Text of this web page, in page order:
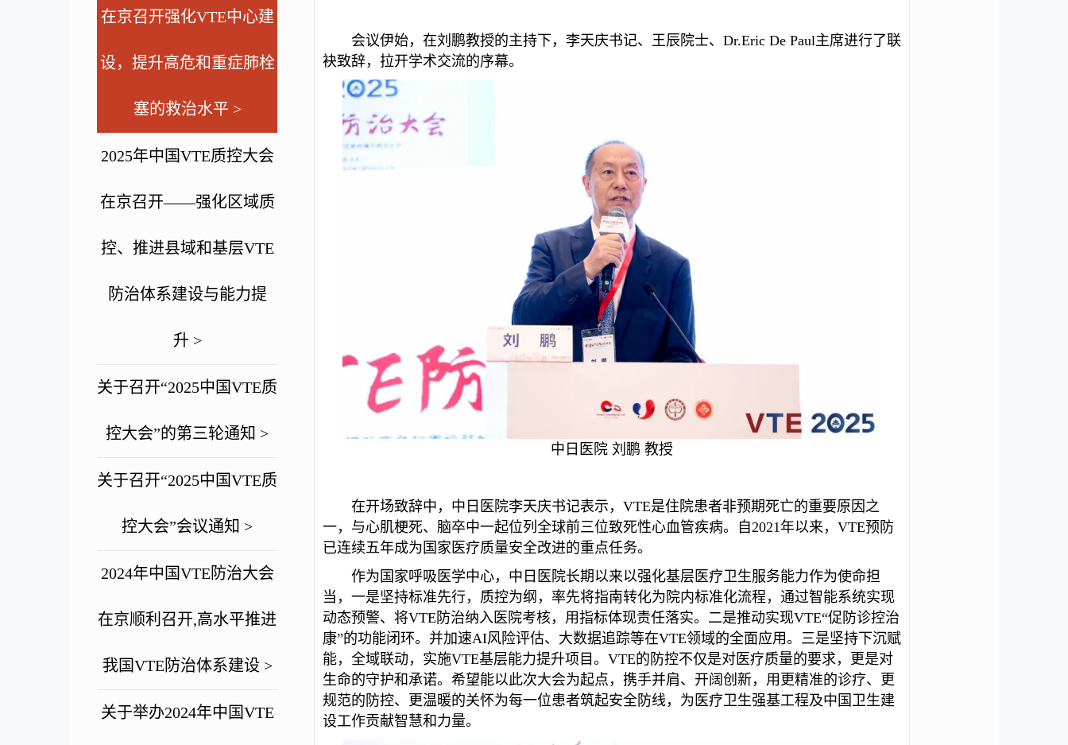
在京召开强化VTE中心建
设，提升高危和重症肺栓
塞的救治水平 >
2025年中国VTE质控大会
在京召开——强化区域质
控、推进县域和基层VTE
防治体系建设与能力提
升 >
关于召开“2025中国VTE质
控大会”的第三轮通知 >
关于召开“2025中国VTE质
控大会”会议通知 >
2024年中国VTE防治大会
在京顺利召开,高水平推进
我国VTE防治体系建设 >
关于举办2024年中国VTE
会议伊始，在刘鹏教授的主持下，李天庆书记、王辰院士、Dr.Eric De Paul主席进行了联
袂致辞，拉开学术交流的序幕。
中日医院 刘鹏 教授
在开场致辞中，中日医院李天庆书记表示，VTE是住院患者非预期死亡的重要原因之
一，与心肌梗死、脑卒中一起位列全球前三位致死性心血管疾病。自2021年以来，VTE预防
已连续五年成为国家医疗质量安全改进的重点任务。
作为国家呼吸医学中心，中日医院长期以来以强化基层医疗卫生服务能力作为使命担
当，一是坚持标准先行，质控为纲，率先将指南转化为院内标准化流程，通过智能系统实现
动态预警、将VTE防治纳入医院考核，用指标体现责任落实。二是推动实现VTE“促防诊控治
康”的功能闭环。并加速AI风险评估、大数据追踪等在VTE领域的全面应用。三是坚持下沉赋
能，全域联动，实施VTE基层能力提升项目。VTE的防控不仅是对医疗质量的要求，更是对
生命的守护和承诺。希望能以此次大会为起点，携手并肩、开阔创新，用更精准的诊疗、更
规范的防控、更温暖的关怀为每一位患者筑起安全防线，为医疗卫生强基工程及中国卫生建
设工作贡献智慧和力量。